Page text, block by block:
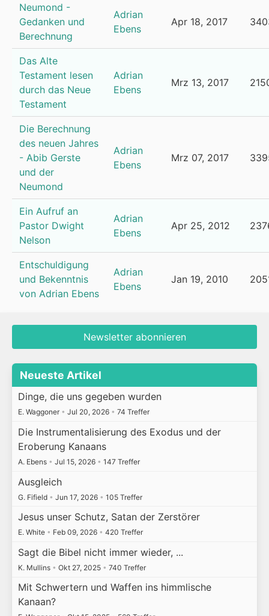
Neumond -
Gedanken und
Berechnung
Adrian
Ebens
Apr 18, 2017
Das Alte
Testament lesen
durch das Neue
Testament
Adrian
Ebens
Mrz 13, 2017
Die Berechnung
des neuen Jahres
- Abib Gerste
und der
Neumond
Adrian
Ebens
Mrz 07, 2017
Ein Aufruf an
Pastor Dwight
Nelson
Adrian
Ebens
Apr 25, 2012
Entschuldigung
und Bekenntnis
von Adrian Ebens
Adrian
Ebens
Jan 19, 2010
Newsletter abonnieren
Neueste Artikel
Dinge, die uns gegeben wurden
E. Waggoner • Jul 20, 2026 • 74 Treffer
Die Instrumentalisierung des Exodus und der
Eroberung Kanaans
A. Ebens • Jul 15, 2026 • 147 Treffer
Ausgleich
G. Fifield • Jun 17, 2026 • 105 Treffer
Jesus unser Schutz, Satan der Zerstörer
E. White • Feb 09, 2026 • 420 Treffer
Sagt die Bibel nicht immer wieder, ...
K. Mullins • Okt 27, 2025 • 740 Treffer
Mit Schwertern und Waffen ins himmlische
Kanaan?